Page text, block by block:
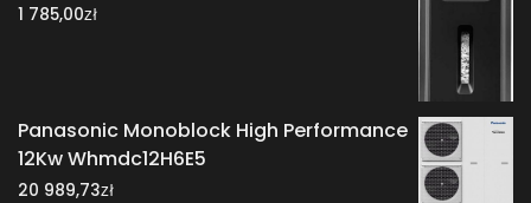
1 785,00zł
Panasonic Monoblock High Performance
12Kw Whmdc12H6E5
20 989,73zł